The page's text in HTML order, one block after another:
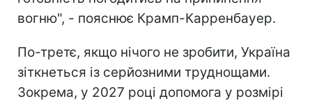
вогню", - пояснює Крамп-Карренбауер.
По-третє, якщо нічого не зробити, Україна
зіткнеться із серйозними труднощами.
Зокрема, у 2027 році допомога у розмірі